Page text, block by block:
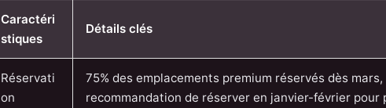
Caractéri
stiques
Détails clés
Réservati
on
75% des emplacements premium réservés dès mars,
recommandation de réserver en janvier-février pour